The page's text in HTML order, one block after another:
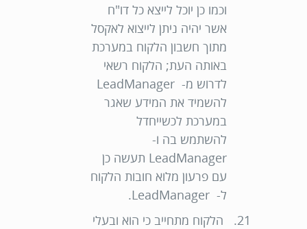
וכמו כן יוכל לייצא כל דו"ח
אשר יהיה ניתן לייצוא לאקסל
מתוך חשבון הלקוח במערכת
באותה העת; הלקוח רשאי
לדרוש מ- LeadManager
להשמיד את המידע שאגר
במערכת לכשייחדל
להשתמש בה ו-
LeadManager תעשה כן
עם פרעון מלוא חובות הלקוח
ל- LeadManager.
הלקוח מתחייב כי הוא ובעלי